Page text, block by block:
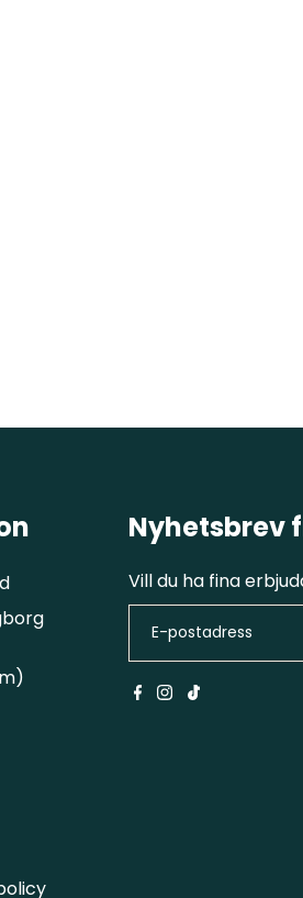
Nyhetsbrev
Vill du ha fina